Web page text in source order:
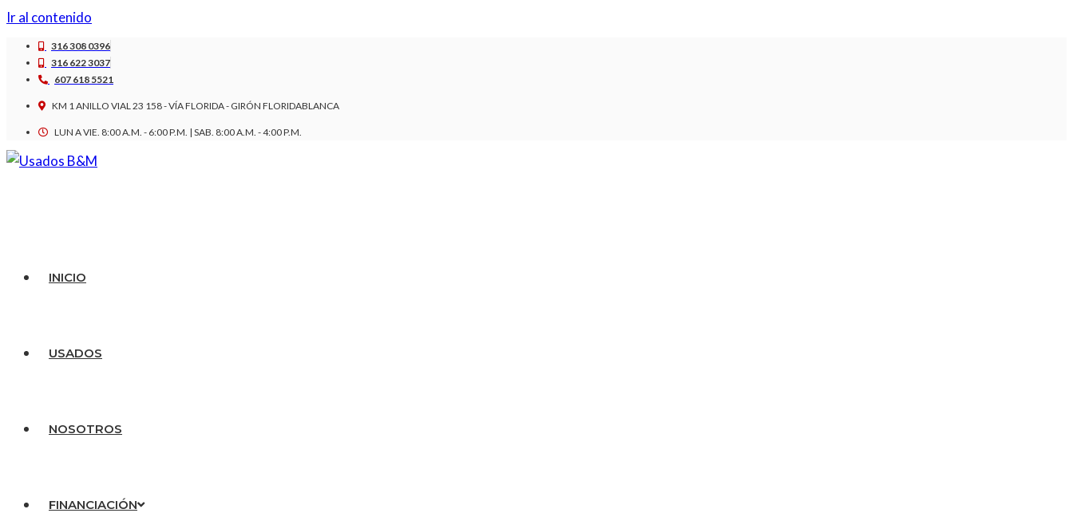
Ir al contenido
316 308 0396
316 622 3037
607 618 5521
KM 1 ANILLO VIAL 23 158 - VÍA FLORIDA - GIRÓN FLORIDABLANCA
LUN A VIE. 8:00 A.M. - 6:00 P.M. | SAB. 8:00 A.M. - 4:00 P.M.
INICIO
USADOS
NOSOTROS
FINANCIACIÓN